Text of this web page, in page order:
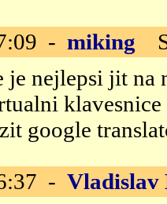
- miking
je nejlepsi jit na
klavesnice
google
-